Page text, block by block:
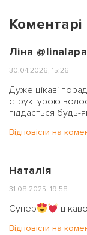
Коментарі
Ліна
30.04.2026, 15:26
Дуже цікаві
структурою
піддається
Відповісти на
Наталія
31.08.2025, 19:58
Супер
Відповісти на